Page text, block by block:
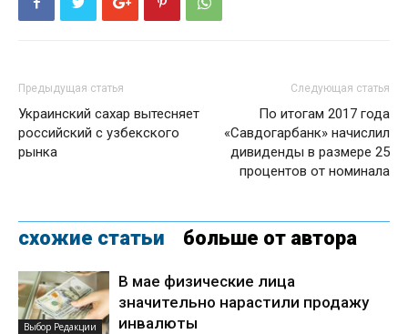
Предыдущая статья
Украинский сахар вытесняет
российский с узбекского
рынка
Следующая статья
По итогам 2017 года
«Савдогарбанк» начислил
дивиденды в размере 25
процентов от номинала
схожие статьи больше от автора
Выбор Редакции
В мае физические лица
значительно нарастили продажу
инвалюты